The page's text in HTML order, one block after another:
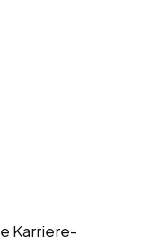
Karriere-